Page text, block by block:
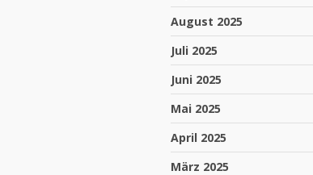
August 2025
Juli 2025
Juni 2025
Mai 2025
April 2025
März 2025